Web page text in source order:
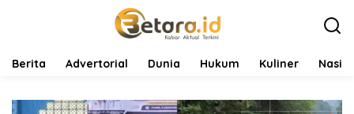
Berita Advertorial Dunia Hukum Kuliner